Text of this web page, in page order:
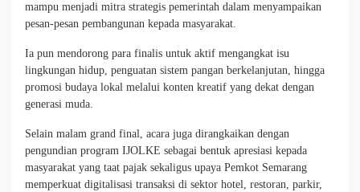
mampu menjadi mitra strategis pemerintah dalam menyampaikan
pesan-pesan pembangunan kepada masyarakat.
Ia pun mendorong para finalis untuk aktif mengangkat isu
lingkungan hidup, penguatan sistem pangan berkelanjutan, hingga
promosi budaya lokal melalui konten kreatif yang dekat dengan
generasi muda.
Selain malam grand final, acara juga dirangkaikan dengan
pengundian program IJOLKE sebagai bentuk apresiasi kepada
masyarakat yang taat pajak sekaligus upaya Pemkot Semarang
memperkuat digitalisasi transaksi di sektor hotel, restoran, parkir,